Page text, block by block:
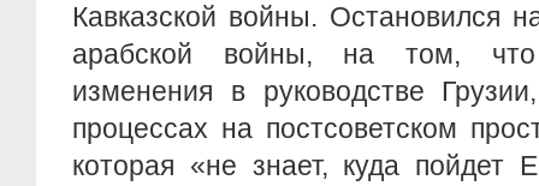
Кавказской войны. Остановился
арабской войны, на том, что
изменения в руководстве
процессах на постсоветском
которая «не знает, куда пойдет